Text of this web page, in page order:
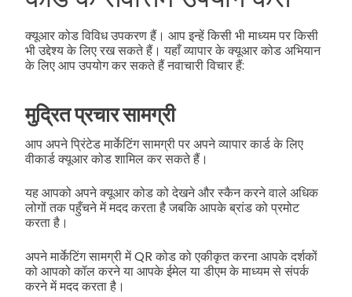
क्यूआर कोड विविध उपकरण हैं। आप इन्हें किसी भी माध्यम पर किसी
भी उद्देश्य के लिए रख सकते हैं। यहाँ व्यापार के क्यूआर कोड अभियान
के लिए आप उपयोग कर सकते हैं नवाचारी विचार हैं:
मुद्रित प्रचार सामग्री
आप अपने प्रिंटेड मार्केटिंग सामग्री पर अपने व्यापार कार्ड के लिए
वीकार्ड क्यूआर कोड शामिल कर सकते हैं।
यह आपको अपने क्यूआर कोड को देखने और स्कैन करने वाले अधिक
लोगों तक पहुँचने में मदद करता है जबकि आपके ब्रांड को प्रमोट
करता है।
अपने मार्केटिंग सामग्री में QR कोड को एकीकृत करना आपके दर्शकों
को आपको कॉल करने या आपके ईमेल या डीएम के माध्यम से संपर्क
करने में मदद करता है।